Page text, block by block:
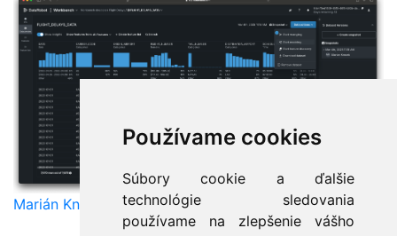
Používame cookies
Súbory cookie a ďalšie
technológie sledovania
používame na zlepšenie vášho
Marián Knězek